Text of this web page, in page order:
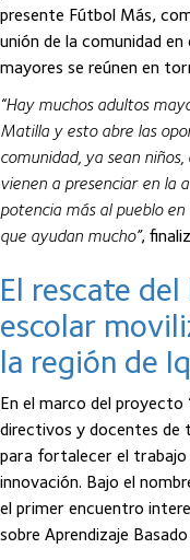
presente Fútbol Más,
unión de la comunidad
mayores se reúnen en
“Hay muchos adultos
Matilla y esto abre las
comunidad, ya sean
vienen a presenciar en la
potencia más al pueblo
que ayudan mucho”,
El rescate
escolar
la región de
En el marco del proyecto
directivos y docentes de
para fortalecer el trabajo
innovación. Bajo el
el primer encuentro
sobre Aprendizaje